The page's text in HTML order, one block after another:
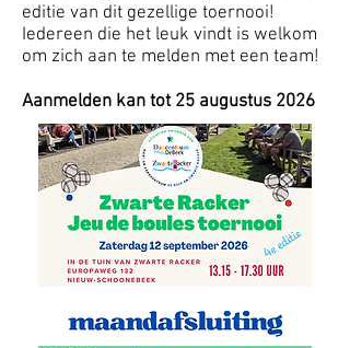
editie van dit gezellige toernooi!
Iedereen die het leuk vindt is welkom
om zich aan te melden met een team!
Aanmelden kan tot 25 augustus 2026